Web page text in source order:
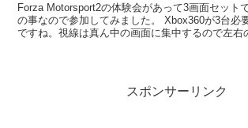
Forza Motorsport2の体験会があって3画面セット
の事なので参加してみました。 Xbox360が3台必要ですが3画面良い
ですね。視線は真ん中の画面に集中するので左右
スポンサーリンク